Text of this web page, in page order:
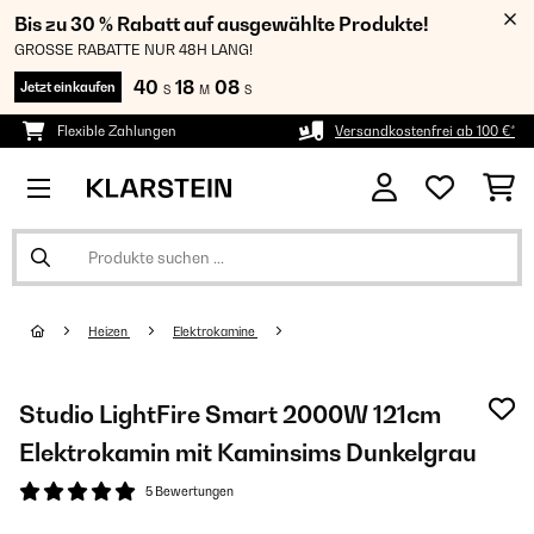
Bis zu 30 % Rabatt auf ausgewählte Produkte!
GROSSE RABATTE NUR 48H LANG!
Jetzt einkaufen 40 S 18 M 08 S
Flexible Zahlungen Versandkostenfrei ab 100 €*
Heizen Elektrokamine
Studio LightFire Smart 2000W 121cm
Elektrokamin​ mit Kaminsims Dunkelgrau
5 Bewertungen